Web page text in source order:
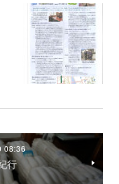
08:36
行